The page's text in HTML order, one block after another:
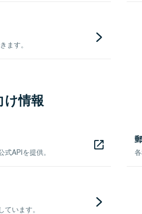
ます。
情報
APIを提供。
います。